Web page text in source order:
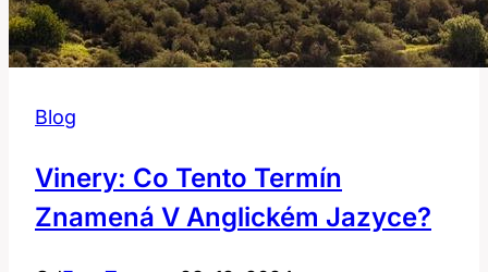
Blog
Vinery: Co Tento Termín
Znamená V Anglickém Jazyce?